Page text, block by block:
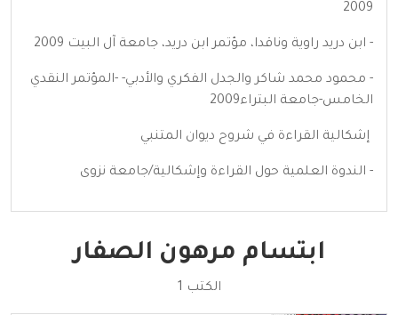
2009
- ابن دريد راوية وناقدا، مؤتمر ابن دريد، جامعة آل البيت 2009
- محمود محمد شاكر والجدل الفكري والأدبي- -المؤتمر النقدي
الخامس-جامعة البتراء2009
إشكالية القراءة في شروح ديوان المتنبي
- الندوة العلمية حول القراءة وإشكالية/جامعة نزوى
ابتسام مرهون الصفار
الكتب 1